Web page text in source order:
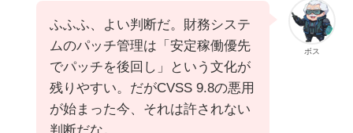
ボス
ふふふ、よい判断だ。財務システ
ムのパッチ管理は「安定稼働優先
でパッチを後回し」という文化が
残りやすい。だがCVSS 9.8の悪用
が始まった今、それは許されない